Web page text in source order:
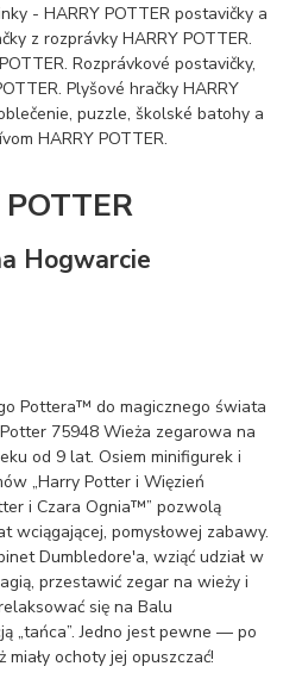
- HARRY POTTER postavičky a
z rozprávky HARRY POTTER.
Rozprávkové postavičky,
Plyšové hračky HARRY
puzzle, školské batohy a
HARRY POTTER.
Hogwarcie
Pottera™ do magicznego świata
75948 Wieża zegarowa na
od 9 lat. Osiem minifigurek i
„Harry Potter i Więzień
i Czara Ognia™” pozwolą
wciągającej, pomysłowej zabawy.
Dumbledore'a, wziąć udział w
przestawić zegar na wieży i
się na Balu
„tańca”. Jedno jest pewne — po
ochoty jej opuszczać!